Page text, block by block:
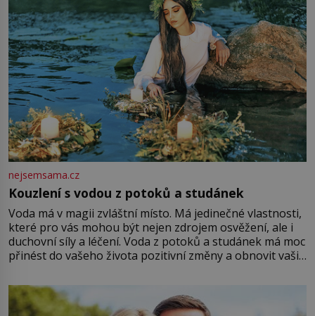
nejsemsama.cz
Kouzlení s vodou z potoků a studánek
Voda má v magii zvláštní místo. Má jedinečné vlastnosti,
které pro vás mohou být nejen zdrojem osvěžení, ale i
duchovní síly a léčení. Voda z potoků a studánek má moc
přinést do vašeho života pozitivní změny a obnovit vaši
můžete obohatit své rituály a přinést do svého života
větší harmonii a klid. Je důležité